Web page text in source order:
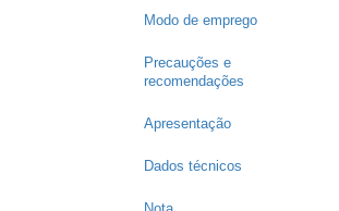
Modo de emprego
Precauções e
recomendações
Apresentação
Dados técnicos